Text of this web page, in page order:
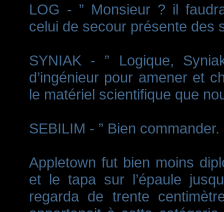
LOG - ” Monsieur ? il
celui de secour présente des
SYNIAK - ” Logique,
d’ingénieur pour amener et
le matériel scientifique que
SEBILIM - ” Bien commander.
Appletown fut bien moins
et le tapa sur l’épaule
regarda de trente